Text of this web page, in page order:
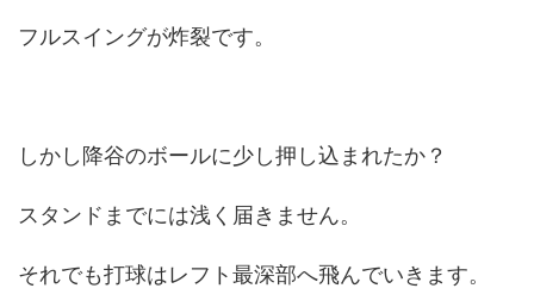
フルスイングが炸裂です。
しかし降谷のボールに少し押し込まれたか？
スタンドまでには浅く届きません。
それでも打球はレフト最深部へ飛んでいきます。